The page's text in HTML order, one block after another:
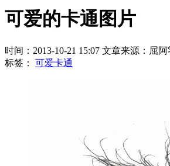
可爱的卡通图片
时间：2013-10-21 15:07 文章来源：屈阿
标签： 可爱卡通